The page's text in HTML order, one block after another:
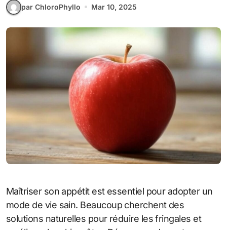
par ChloroPhyllo Mar 10, 2025
Maîtriser son appétit est essentiel pour adopter un
mode de vie sain. Beaucoup cherchent des
solutions naturelles pour réduire les fringales et